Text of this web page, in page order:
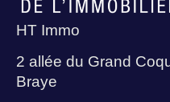
HT Immo
2 allée du Grand
Braye